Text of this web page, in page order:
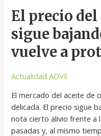
El precio
sigue
vuelve a
Actualidad AOVE
El mercado del aceite de
delicada. El precio sigue
nota cierto alivio frente a
pasadas y, al mismo
protestar